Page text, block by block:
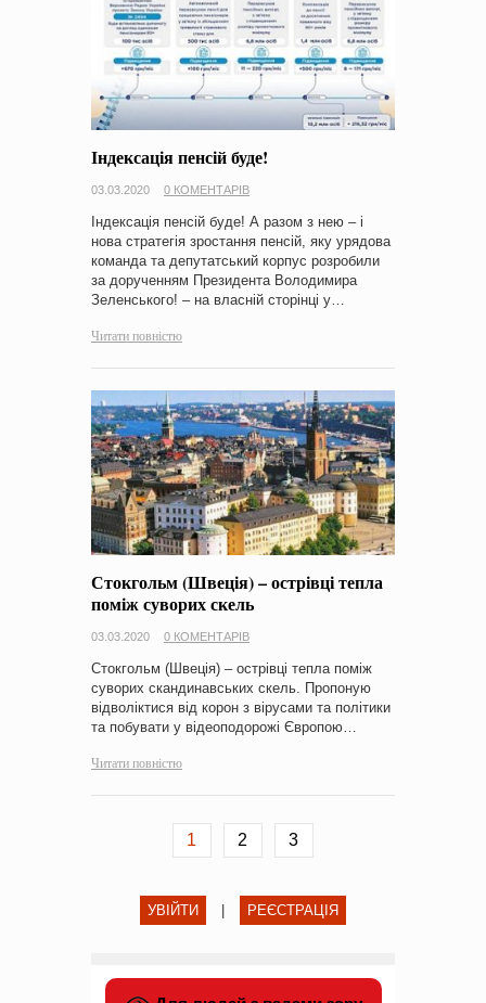
Індексація пенсій буде!
03.03.2020 0 КОМЕНТАРІВ
Індексація пенсій буде! А разом з нею – і
нова стратегія зростання пенсій, яку урядова
команда та депутатський корпус розробили
за дорученням Президента Володимира
Зеленського! – на власній сторінці у…
Читати повністю
Стокгольм (Швеція) – острівці тепла
поміж суворих скель
03.03.2020 0 КОМЕНТАРІВ
Стокгольм (Швеція) – острівці тепла поміж
суворих скандинавських скель. Пропоную
відволіктися від корон з вірусами та політики
та побувати у відеоподорожі Європою…
Читати повністю
1 2 3
УВІЙТИ РЕЄСТРАЦІЯ